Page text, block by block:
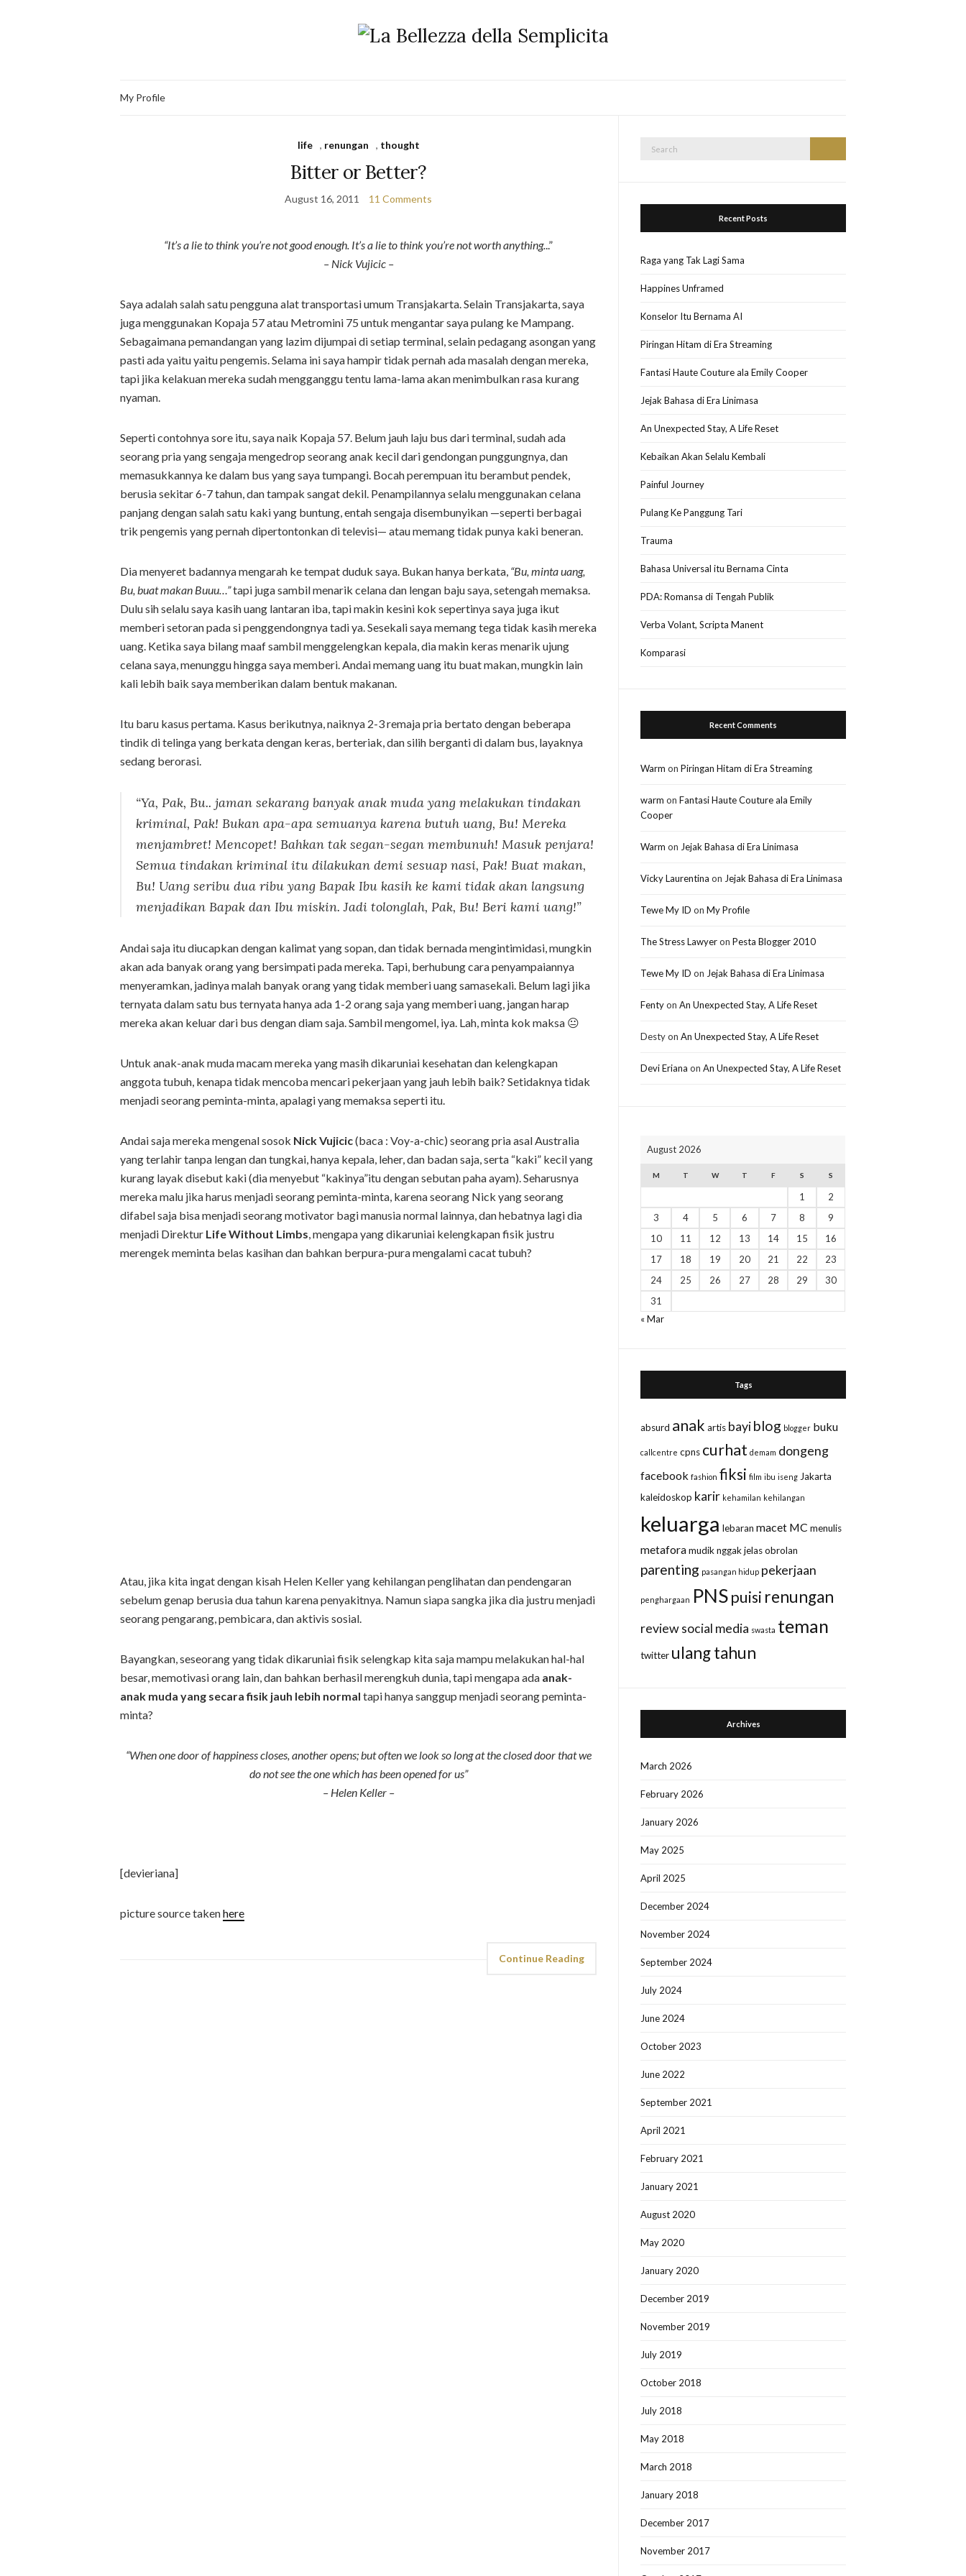
My Profile
life , renungan , thought
Bitter or Better?
August 16, 2011 11 Comments
“It’s a lie to think you’re not good enough. It’s a lie to think you’re not worth anything...”
– Nick Vujicic –
Saya adalah salah satu pengguna alat transportasi umum Transjakarta. Selain Transjakarta, saya
juga menggunakan Kopaja 57 atau Metromini 75 untuk mengantar saya pulang ke Mampang.
Sebagaimana pemandangan yang lazim dijumpai di setiap terminal, selain pedagang asongan yang
pasti ada yaitu yaitu pengemis. Selama ini saya hampir tidak pernah ada masalah dengan mereka,
tapi jika kelakuan mereka sudah mengganggu tentu lama-lama akan menimbulkan rasa kurang
nyaman.
Seperti contohnya sore itu, saya naik Kopaja 57. Belum jauh laju bus dari terminal, sudah ada
seorang pria yang sengaja mengedrop seorang anak kecil dari gendongan punggungnya, dan
memasukkannya ke dalam bus yang saya tumpangi. Bocah perempuan itu berambut pendek,
berusia sekitar 6-7 tahun, dan tampak sangat dekil. Penampilannya selalu menggunakan celana
panjang dengan salah satu kaki yang buntung, entah sengaja disembunyikan —seperti berbagai
trik pengemis yang pernah dipertontonkan di televisi— atau memang tidak punya kaki beneran.
Dia menyeret badannya mengarah ke tempat duduk saya. Bukan hanya berkata, “Bu, minta uang,
Bu, buat makan Buuu…”tapi juga sambil menarik celana dan lengan baju saya, setengah memaksa.
Dulu sih selalu saya kasih uang lantaran iba, tapi makin kesini kok sepertinya saya juga ikut
memberi setoran pada si penggendongnya tadi ya. Sesekali saya memang tega tidak kasih mereka
uang. Ketika saya bilang maaf sambil menggelengkan kepala, dia makin keras menarik ujung
celana saya, menunggu hingga saya memberi. Andai memang uang itu buat makan, mungkin lain
kali lebih baik saya memberikan dalam bentuk makanan.
Itu baru kasus pertama. Kasus berikutnya, naiknya 2-3 remaja pria bertato dengan beberapa
tindik di telinga yang berkata dengan keras, berteriak, dan silih berganti di dalam bus, layaknya
sedang berorasi.
“Ya, Pak, Bu.. jaman sekarang banyak anak muda yang melakukan tindakan
kriminal, Pak! Bukan apa-apa semuanya karena butuh uang, Bu! Mereka
menjambret! Mencopet! Bahkan tak segan-segan membunuh! Masuk penjara!
Semua tindakan kriminal itu dilakukan demi sesuap nasi, Pak! Buat makan,
Bu! Uang seribu dua ribu yang Bapak Ibu kasih ke kami tidak akan langsung
menjadikan Bapak dan Ibu miskin. Jadi tolonglah, Pak, Bu! Beri kami uang!”
Andai saja itu diucapkan dengan kalimat yang sopan, dan tidak bernada mengintimidasi, mungkin
akan ada banyak orang yang bersimpati pada mereka. Tapi, berhubung cara penyampaiannya
menyeramkan, jadinya malah banyak orang yang tidak memberi uang samasekali. Belum lagi jika
ternyata dalam satu bus ternyata hanya ada 1-2 orang saja yang memberi uang, jangan harap
mereka akan keluar dari bus dengan diam saja. Sambil mengomel, iya. Lah, minta kok maksa 😐
Untuk anak-anak muda macam mereka yang masih dikaruniai kesehatan dan kelengkapan
anggota tubuh, kenapa tidak mencoba mencari pekerjaan yang jauh lebih baik? Setidaknya tidak
menjadi seorang peminta-minta, apalagi yang memaksa seperti itu.
Andai saja mereka mengenal sosok Nick Vujicic(baca : Voy-a-chic) seorang pria asal Australia
yang terlahir tanpa lengan dan tungkai, hanya kepala, leher, dan badan saja, serta “kaki” kecil yang
kurang layak disebut kaki (dia menyebut “kakinya”itu dengan sebutan paha ayam). Seharusnya
mereka malu jika harus menjadi seorang peminta-minta, karena seorang Nick yang seorang
difabel saja bisa menjadi seorang motivator bagi manusia normal lainnya, dan hebatnya lagi dia
menjadi Direktur Life Without Limbs, mengapa yang dikaruniai kelengkapan fisik justru
merengek meminta belas kasihan dan bahkan berpura-pura mengalami cacat tubuh?
Atau, jika kita ingat dengan kisah Helen Keller yang kehilangan penglihatan dan pendengaran
sebelum genap berusia dua tahun karena penyakitnya. Namun siapa sangka jika dia justru menjadi
seorang pengarang, pembicara, dan aktivis sosial.
Bayangkan, seseorang yang tidak dikaruniai fisik selengkap kita saja mampu melakukan hal-hal
besar, memotivasi orang lain, dan bahkan berhasil merengkuh dunia, tapi mengapa ada anak-
anak muda yang secara fisik jauh lebih normal tapi hanya sanggup menjadi seorang peminta-
minta?
“When one door of happiness closes, another opens; but often we look so long at the closed door that we
do not see the one which has been opened for us”
– Helen Keller –
[devieriana]
picture source takenhere
Continue Reading
Recent Posts
Raga yang Tak Lagi Sama
Happines Unframed
Konselor Itu Bernama AI
Piringan Hitam di Era Streaming
Fantasi Haute Couture ala Emily Cooper
Jejak Bahasa di Era Linimasa
An Unexpected Stay, A Life Reset
Kebaikan Akan Selalu Kembali
Painful Journey
Pulang Ke Panggung Tari
Trauma
Bahasa Universal itu Bernama Cinta
PDA: Romansa di Tengah Publik
Verba Volant, Scripta Manent
Komparasi
Recent Comments
Warm onPiringan Hitam di Era Streaming
warm onFantasi Haute Couture ala Emily
Cooper
Warm on Jejak Bahasa di Era Linimasa
Vicky Laurentina on Jejak Bahasa di Era Linimasa
Tewe My ID onMy Profile
The Stress LawyeronPesta Blogger 2010
Tewe My ID on Jejak Bahasa di Era Linimasa
FentyonAn Unexpected Stay, A Life Reset
DestyonAn Unexpected Stay, A Life Reset
Devi Eriana onAn Unexpected Stay, A Life Reset
August 2026
M T W T F S S
1
2
3
4 5 6 7 8
9
10
11 12 13 14 15
16
17
18 19 20 21 22
23
24
25 26 27 28 29
30
31
« Mar
Tags
absurd anak artis bayiblog blogger buku
callcentre cpns curhat demam dongeng
facebook fashion fiksi film ibu iseng Jakarta
kaleidoskop karir kehamilan kehilangan
keluarga lebaran macet MC menulis
metafora mudik nggak jelas obrolan
parenting pasangan hidup pekerjaan
penghargaan PNSpuisi renungan
reviewsocial media swasta teman
twitter ulang tahun
Archives
March 2026
February 2026
January 2026
May 2025
April 2025
December 2024
November 2024
September 2024
July 2024
June 2024
October 2023
June 2022
September 2021
April 2021
February 2021
January 2021
August 2020
May 2020
January 2020
December 2019
November 2019
July 2019
October 2018
July 2018
May 2018
March 2018
January 2018
December 2017
November 2017